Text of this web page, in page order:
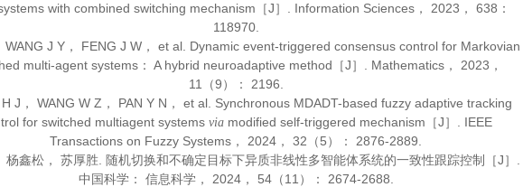
with combined switching mechanism［J］. Information Sciences ， 2023 ， 638 ：
118970.
WANG J Y， FENG J W， et al. Dynamic event-triggered consensus control for Markovian
multi-agent systems： A hybrid neuroadaptive method［J］. Mathematics， 2023 ，
11
（9）： 2196.
J， WANG W Z， PAN Y N， et al. Synchronous MDADT-based fuzzy adaptive tracking
for switched multiagent systems viamodified self-triggered mechanism［J］. IEEE
Transactions on Fuzzy Systems ， 2024 ， 32 （5）： 2876-2889.
杨鑫松， 苏厚胜. 随机切换和不确定目标下异质非线性多智能体系统的一致性跟踪控制［J］.
中国科学： 信息科学， 2024， 54（11）： 2674-2688.